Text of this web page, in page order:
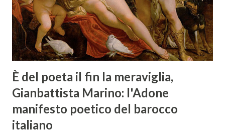
È del poeta il fin la meraviglia,
Gianbattista Marino: l'Adone
manifesto poetico del barocco
italiano